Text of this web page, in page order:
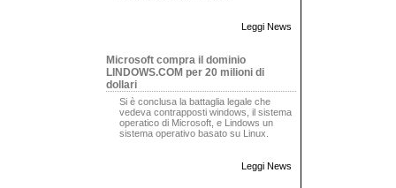
Leggi News
Microsoft compra il dominio
LINDOWS.COM per 20 milioni di
dollari
Si è conclusa la battaglia legale che
vedeva contrapposti windows, il sistema
operatico di Microsoft, e Lindows un
sistema operativo basato su Linux.
Leggi News